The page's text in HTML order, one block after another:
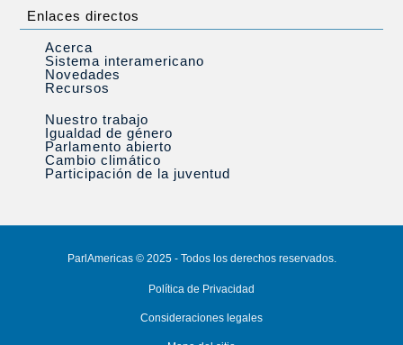
Enlaces directos
Acerca
Sistema interamericano
Novedades
Recursos
Nuestro trabajo
Igualdad de género
Parlamento abierto
Cambio climático
Participación de la juventud
ParlAmericas © 2025 - Todos los derechos reservados.
Política de Privacidad
Consideraciones legales